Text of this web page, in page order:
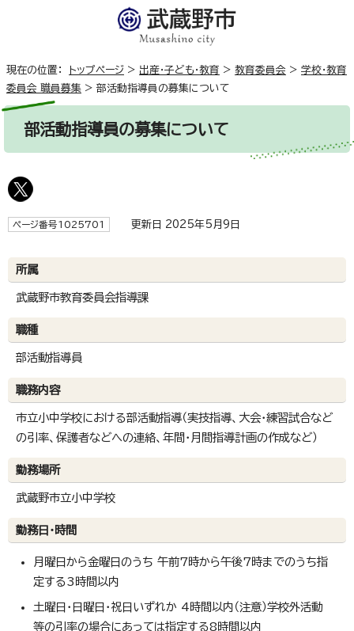
現在の位置： トップページ > 出産・子ども・教育 > 教育委員会 > 学校・教育
委員会 職員募集 > 部活動指導員の募集について
部活動指導員の募集について
ページ番号1025701 更新日 2025年5月9日
所属
武蔵野市教育委員会指導課
職種
部活動指導員
職務内容
市立小中学校における部活動指導（実技指導、大会・練習試合など
の引率、保護者などへの連絡、年間・月間指導計画の作成など）
勤務場所
武蔵野市立小中学校
勤務日・時間
月曜日から金曜日のうち 午前7時から午後7時までのうち指
定する3時間以内
土曜日・日曜日・祝日いずれか 4時間以内（注意）学校外活動
等の引率の場合にあっては指定する8時間以内